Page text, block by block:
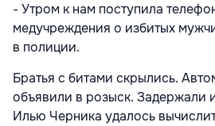
- Утром к нам поступила
медучреждения о избитых
в полиции.
Братья с битами скрылись.
объявили в розыск. Задержали
Илью Черника удалось